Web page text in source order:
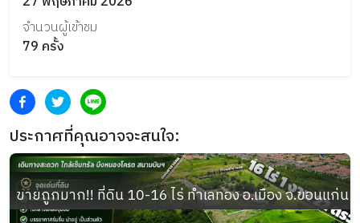
จำนวนผู้เข้าชม
79 ครั้ง
ประกาศที่คุณอาจจะสนใจ:
ขายถูกมาก!! ที่ดิน 10-16 ไร่ ทำเลทอง อ.เมือง จ.ขอนแก่น